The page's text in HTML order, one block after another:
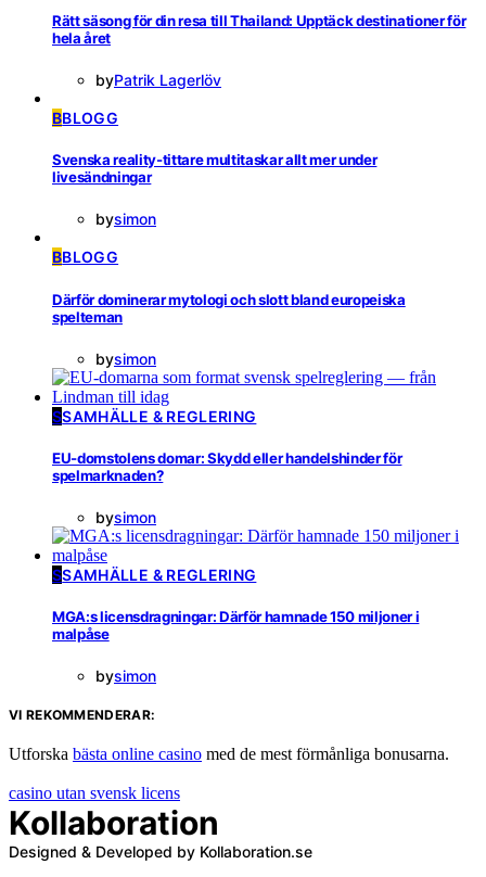
Rätt säsong för din resa till Thailand: Upptäck destinationer för
hela året
byPatrik Lagerlöv
BBLOGG
Svenska reality-tittare multitaskar allt mer under
livesändningar
bysimon
BBLOGG
Därför dominerar mytologi och slott bland europeiska
spelteman
bysimon
SSAMHÄLLE & REGLERING
EU-domstolens domar: Skydd eller handelshinder för
spelmarknaden?
bysimon
SSAMHÄLLE & REGLERING
MGA:s licensdragningar: Därför hamnade 150 miljoner i
malpåse
bysimon
VI REKOMMENDERAR:
Utforska bästa online casino med de mest förmånliga bonusarna.
casino utan svensk licens
Kollaboration
Designed & Developed by Kollaboration.se